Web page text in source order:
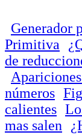
Generador
Primitiva
de
números
calientes
mas salen